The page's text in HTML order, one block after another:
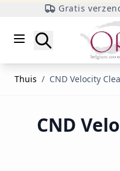
Gratis
Zoeken
Thuis / CND Velocity
CND